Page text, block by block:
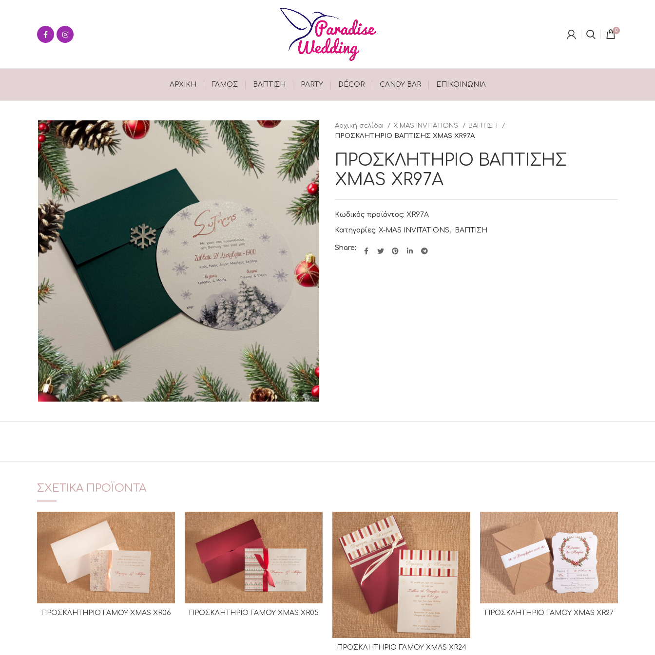
0
ΑΡΧΙΚΉ ΓΑΜΟΣ ΒΑΠΤΙΣΗ PARTY DÉCOR CANDY BAR ΕΠΙΚΟΙΝΩΝΊΑ
Αρχική σελίδα X-MAS INVITATIONS
ΒΑΠΤΙΣΗ
ΠΡΟΣΚΛΗΤΗΡΙΟ ΒΑΠΤΙΣΗΣ XMAS XR97Α
ΠΡΟΣΚΛΗΤΗΡΙΟ ΒΑΠΤΙΣΗΣ
XMAS XR97Α
Κωδικός προϊόντος: XR97Α
Κατηγορίες: X-MAS INVITATIONS , ΒΑΠΤΙΣΗ
Share:
ΣΧΕΤΙΚΆ ΠΡΟΪΌΝΤΑ
ΔΙΑΒΆΣΤΕ ΠΕΡΙΣΣΌΤΕΡΑ
ΠΡΟΣΚΛΗΤΗΡΙΟ ΓΑΜΟΥ XMAS XR06 ΔΙΑΒΆΣΤΕ ΠΕΡΙΣΣΌΤΕΡΑ
ΠΡΟΣΚΛΗΤΗΡΙΟ ΓΑΜΟΥ XMAS XR05
ΔΙΑΒΆΣΤΕ ΠΕΡΙΣΣΌΤΕΡΑ
ΠΡΟΣΚΛΗΤΗΡΙΟ ΓΑΜΟΥ XMAS XR24
ΔΙΑΒΆΣΤΕ ΠΕΡΙΣΣΌΤΕΡΑ
ΠΡΟΣΚΛΗΤΗΡΙΟ ΓΑΜΟΥ XMAS XR27